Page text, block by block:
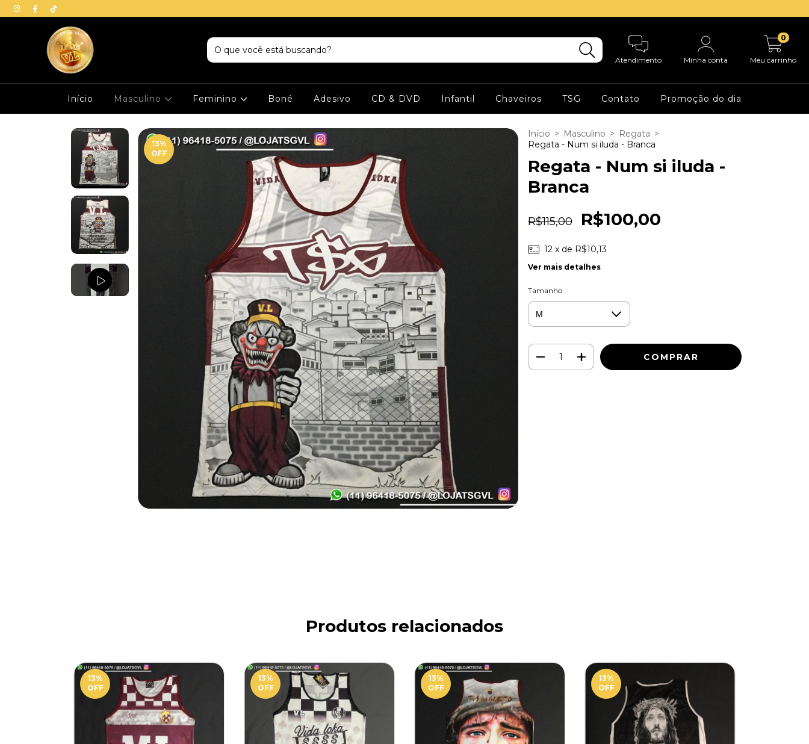
Atendimento Minha conta Meu carrinho
0
Início Masculino Feminino Boné Adesivo CD & DVD Infantil Chaveiros TSG Contato Promoção do dia
13%
OFF
Início > Masculino > Regata >
Regata - Num si iluda - Branca
Regata - Num si iluda -
Branca
R$115,00 R$100,00
12 x de R$10,13
Ver mais detalhes
Tamanho
Produtos relacionados
13%
OFF
13%
OFF
13%
OFF
13%
OFF